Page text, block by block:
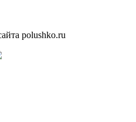
polushko.ru